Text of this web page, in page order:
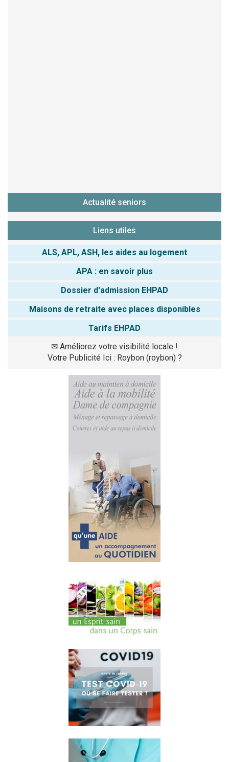
Actualité seniors
Liens utiles
ALS, APL, ASH, les aides au logement
APA : en savoir plus
Dossier d'admission EHPAD
Maisons de retraite avec places disponibles
Tarifs EHPAD
✉ Améliorez votre visibilité locale !
Votre Publicité Ici : Roybon (roybon) ?